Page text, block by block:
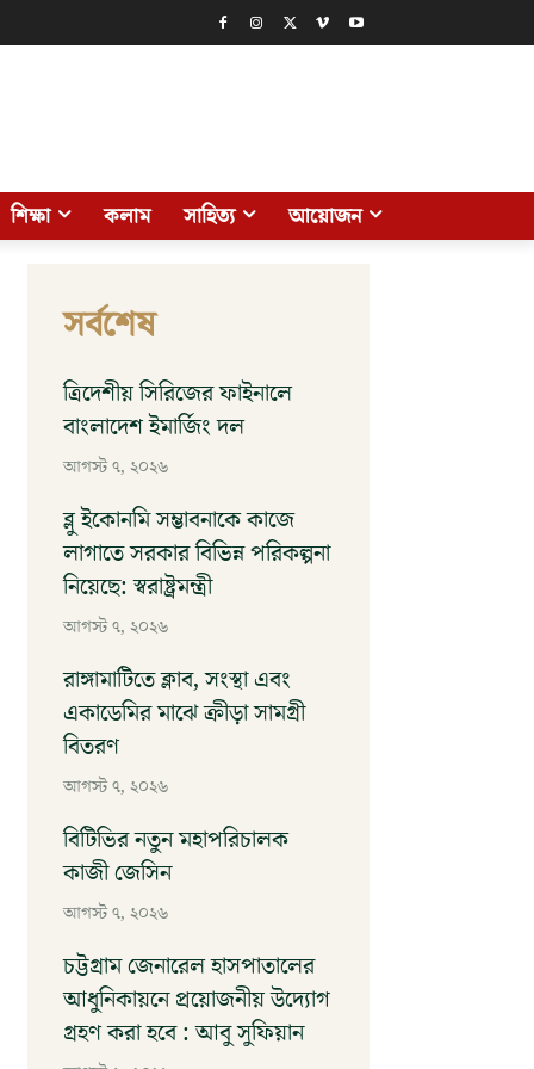
শিক্ষা কলাম সাহিত্য আয়োজন
সর্বশেষ
ত্রিদেশীয় সিরিজের ফাইনালে
বাংলাদেশ ইমার্জিং দল
আগস্ট ৭, ২০২৬
ব্লু ইকোনমি সম্ভাবনাকে কাজে
লাগাতে সরকার বিভিন্ন পরিকল্পনা
নিয়েছে: স্বরাষ্ট্রমন্ত্রী
আগস্ট ৭, ২০২৬
রাঙ্গামাটিতে ক্লাব, সংস্থা এবং
একাডেমির মাঝে ক্রীড়া সামগ্রী
বিতরণ
আগস্ট ৭, ২০২৬
বিটিভির নতুন মহাপরিচালক
কাজী জেসিন
আগস্ট ৭, ২০২৬
চট্টগ্রাম জেনারেল হাসপাতালের
আধুনিকায়নে প্রয়োজনীয় উদ্যোগ
গ্রহণ করা হবে : আবু সুফিয়ান